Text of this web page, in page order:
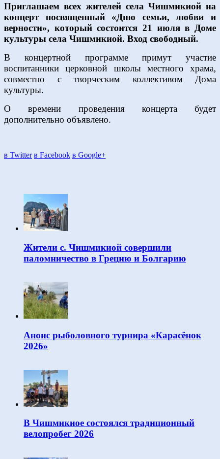
Приглашаем всех жителей села Чишмикиой на
концерт посвященный «Дню семьи, любви и
верности», который состоится 21 июля в Доме
культуры села Чишмикиой. Вход свободный.
В концертной программе примут участие
воспитанники церковной школы местного храма,
совместно с творческим коллективом Дома
культуры.
О времени проведения концерта будет
дополнительно объявлено.
в Twitter в Facebook в Google+
Жители с. Чишмикиой совершили
паломничество в Грецию и Болгарию
Анонс рыболовного турнира «Карасёнок
2026»
В Чишмикиое состоялся традиционный
велопробег 2026